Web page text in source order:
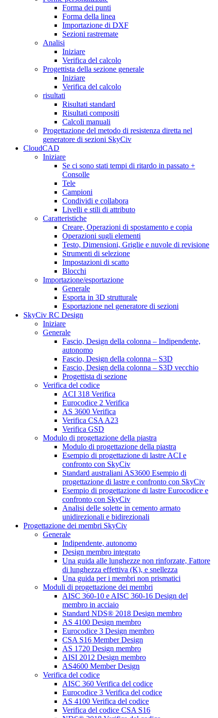
Forma dei punti
Forma della linea
Importazione di DXF
Sezioni rastremate
Analisi
Iniziare
Verifica del calcolo
Progettista della sezione generale
Iniziare
Verifica del calcolo
risultati
Risultati standard
Risultati compositi
Calcoli manuali
Progettazione del metodo di resistenza diretta nel
generatore di sezioni SkyCiv
CloudCAD
Iniziare
Se ci sono stati tempi di ritardo in passato +
Consolle
Tele
Campioni
Condividi e collabora
Livelli e stili di attributo
Caratteristiche
Creare, Operazioni di spostamento e copia
Operazioni sugli elementi
Testo, Dimensioni, Griglie e nuvole di revisione
Strumenti di selezione
Impostazioni di scatto
Blocchi
Importazione/esportazione
Generale
Esporta in 3D strutturale
Esportazione nel generatore di sezioni
SkyCiv RC Design
Iniziare
Generale
Fascio, Design della colonna – Indipendente,
autonomo
Fascio, Design della colonna – S3D
Fascio, Design della colonna – S3D vecchio
Progettista di sezione
Verifica del codice
ACI 318 Verifica
Eurocodice 2 Verifica
AS 3600 Verifica
Verifica CSA A23
Verifica GSD
Modulo di progettazione della piastra
Modulo di progettazione della piastra
Esempio di progettazione di lastre ACI e
confronto con SkyCiv
Standard australiani AS3600 Esempio di
progettazione di lastre e confronto con SkyCiv
Esempio di progettazione di lastre Eurocodice e
confronto con SkyCiv
Analisi delle solette in cemento armato
unidirezionali e bidirezionali
Progettazione dei membri SkyCiv
Generale
Indipendente, autonomo
Design membro integrato
Una guida alle lunghezze non rinforzate, Fattore
di lunghezza effettiva (K), e snellezza
Una guida per i membri non prismatici
Moduli di progettazione dei membri
AISC 360-10 e AISC 360-16 Design del
membro in acciaio
Standard NDS® 2018 Design membro
AS 4100 Design membro
Eurocodice 3 Design membro
CSA S16 Member Design
AS 1720 Design membro
AISI 2012 Design membro
AS4600 Member Design
Verifica del codice
AISC 360 Verifica del codice
Eurocodice 3 Verifica del codice
AS 4100 Verifica del codice
Verifica del codice CSA S16